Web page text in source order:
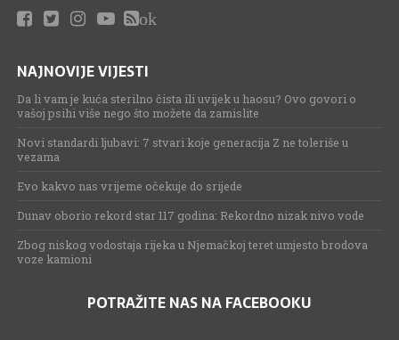
ok
NAJNOVIJE VIJESTI
Da li vam je kuća sterilno čista ili uvijek u haosu? Ovo govori o
vašoj psihi više nego što možete da zamislite
Novi standardi ljubavi: 7 stvari koje generacija Z ne toleriše u
vezama
Evo kakvo nas vrijeme očekuje do srijede
Dunav oborio rekord star 117 godina: Rekordno nizak nivo vode
Zbog niskog vodostaja rijeka u Njemačkoj teret umjesto brodova
voze kamioni
POTRAŽITE NAS NA FACEBOOKU